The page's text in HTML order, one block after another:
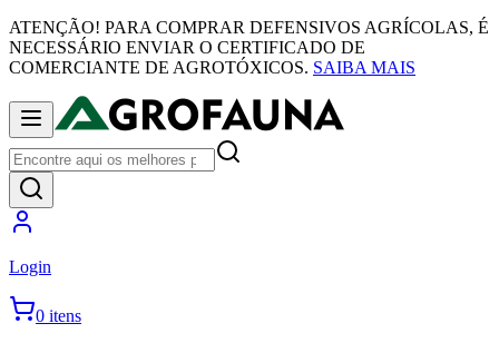
ATENÇÃO! PARA COMPRAR DEFENSIVOS AGRÍCOLAS, É
NECESSÁRIO ENVIAR O CERTIFICADO DE
COMERCIANTE DE AGROTÓXICOS. SAIBA MAIS
Login
0 itens